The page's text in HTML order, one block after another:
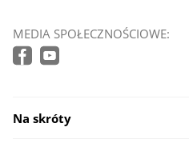
MEDIA SPOŁECZNOŚCIOWE:
Na skróty